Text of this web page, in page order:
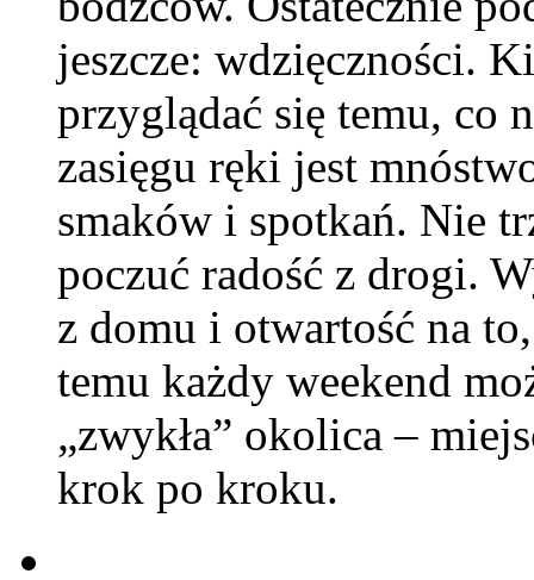
jeszcze: wdzięczności.
przyglądać się temu, co
zasięgu ręki jest
smaków i spotkań. Nie
poczuć radość z drogi.
z domu i otwartość na
temu każdy weekend
„zwykła” okolica –
krok po kroku.